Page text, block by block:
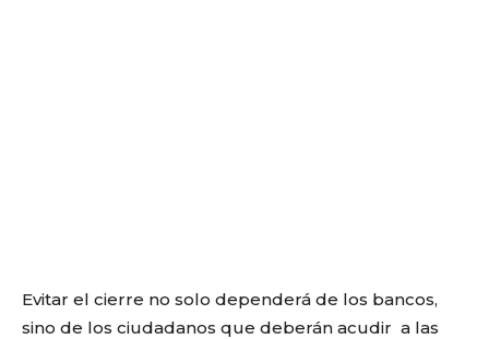
Evitar el cierre no solo dependerá de los bancos,
sino de los ciudadanos que deberán acudir a las